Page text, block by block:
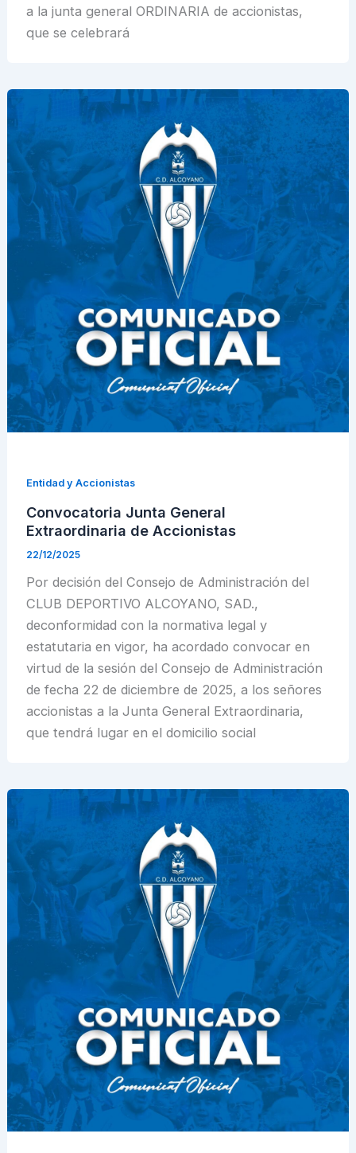
a la junta general ORDINARIA de accionistas,
que se celebrará
Entidad y Accionistas
Convocatoria Junta General
Extraordinaria de Accionistas
22/12/2025
Por decisión del Consejo de Administración del
CLUB DEPORTIVO ALCOYANO, SAD.,
deconformidad con la normativa legal y
estatutaria en vigor, ha acordado convocar en
virtud de la sesión del Consejo de Administración
de fecha 22 de diciembre de 2025, a los señores
accionistas a la Junta General Extraordinaria,
que tendrá lugar en el domicilio social